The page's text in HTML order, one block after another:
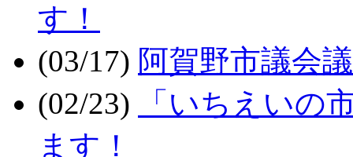
す！
(03/17) 阿賀野市議会
(02/23)
「いちえいの
ます！